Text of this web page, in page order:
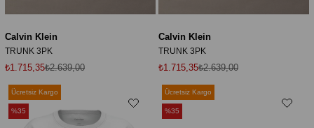
Calvin Klein
TRUNK 3PK
₺1.715,35₺2.639,00
Calvin Klein
TRUNK 3PK
₺1.715,35₺2.639,00
Ücretsiz Kargo
%35
Ücretsiz Kargo
%35